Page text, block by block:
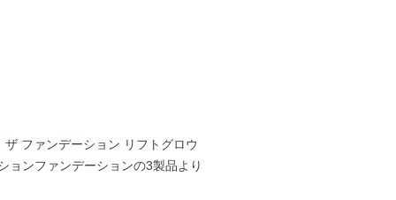
ファンデーション リフトグロウ
ョンファンデーションの3製品より